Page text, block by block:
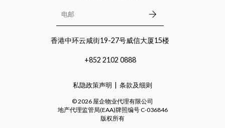
香港中环云咸街19-27号威信大厦15楼
+852 2102 0888
私隐政策声明 条款及细则
©2026 屋企物业代理有限公司
地产代理监管局(EAA)牌照编号C-036846
版权所有